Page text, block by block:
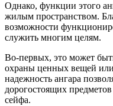
Однако, функции этого
жилым пространством.
возможности
служить многим целям.
Во-первых, это может
охраны ценных вещей или
надежность ангара
дорогостоящих
сейфа.